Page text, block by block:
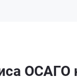
ОСАГО